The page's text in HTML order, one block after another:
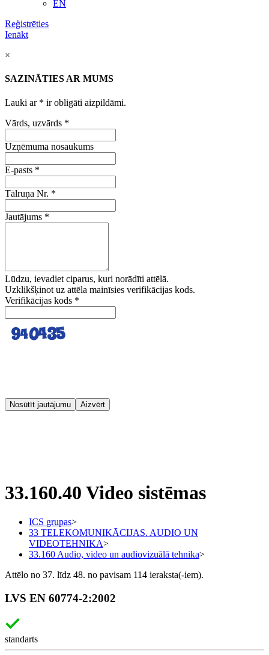
EN
Reģistrēties
Ienākt
×
SAZINĀTIES AR MUMS
Lauki ar * ir obligāti aizpildāmi.
Vārds, uzvārds *
Uzņēmuma nosaukums
E-pasts *
Tālruņa Nr. *
Jautājums *
Lūdzu, ievadiet ciparus, kuri norādīti attēlā.
Uzklikšķinot uz attēla mainīsies verifikācijas kods.
Verifikācijas kods *
Nosūtīt jautājumu Aizvērt
33.160.40 Video sistēmas
ICS grupas>
33 TELEKOMUNIKĀCIJAS. AUDIO UN
VIDEOTEHNIKA>
33.160 Audio, video un audiovizuālā tehnika>
Attēlo no 37. līdz 48. no pavisam 114 ieraksta(-iem).
LVS EN 60774-2:2002
standarts